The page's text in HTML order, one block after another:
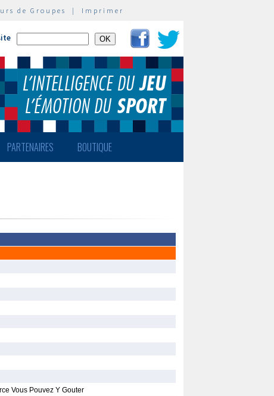
de Groupes | Imprimer
PARTENAIRES BOUTIQUE
Vous Pouvez Y Gouter